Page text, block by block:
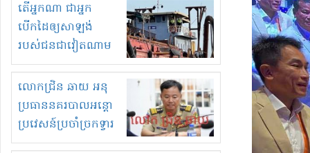
តើអ្នកណា ជាអ្នក
បើកដៃឲ្យសាឡង់
របស់ជនជាវៀតណាម
ចូល មកខុស
ច្បាប់លួចបូមខ្សាច់នៅ
ក្នុងប្រទេសកម្ពុជា
លោកជ្រិន ឆាយ អនុ
ប្រធាននគរបាលអន្តោ
ប្រវេសន៍ប្រចាំច្រកទ្វារ
ព្រំដែនភ្នំឌិន និងឈ្មួញ